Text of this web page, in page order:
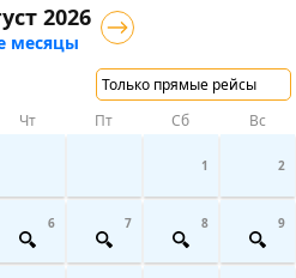
Только прямые рейсы
2026
месяцы
Чт Пт Сб Вс
1 2
6 7 8 9